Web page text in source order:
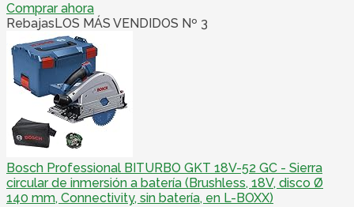
Comprar ahora
RebajasLOS MÁS VENDIDOS Nº 3
Bosch Professional BITURBO GKT 18V-52 GC - Sierra
circular de inmersión a batería (Brushless, 18V, disco Ø
140 mm, Connectivity, sin batería, en L-BOXX)